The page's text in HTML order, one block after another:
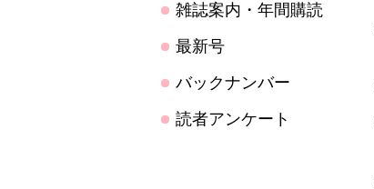
雑誌案内・年間購読
最新号
バックナンバー
読者アンケート